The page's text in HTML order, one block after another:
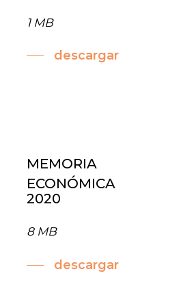
1 MB
descargar
MEMORIA
ECONÓMICA
2020
8 MB
descargar